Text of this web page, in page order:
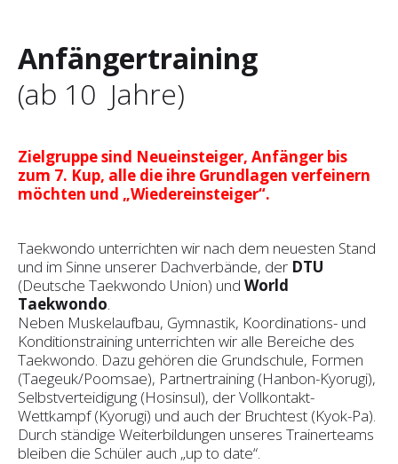
Anfängertraining
(ab 10 Jahre)
Zielgruppe sind Neueinsteiger, Anfänger bis
zum 7. Kup, alle die ihre Grundlagen verfeinern
möchten und „Wiedereinsteiger“.
Taekwondo unterrichten wir nach dem neuesten Stand
und im Sinne unserer Dachverbände, der DTU
(Deutsche Taekwondo Union) und World
Taekwondo.
Neben Muskelaufbau, Gymnastik, Koordinations- und
Konditionstraining unterrichten wir alle Bereiche des
Taekwondo. Dazu gehören die Grundschule, Formen
(Taegeuk/Poomsae), Partnertraining (Hanbon-Kyorugi),
Selbstverteidigung (Hosinsul), der Vollkontakt-
Wettkampf (Kyorugi) und auch der Bruchtest (Kyok-Pa).
Durch ständige Weiterbildungen unseres Trainerteams
bleiben die Schüler auch „up to date“.